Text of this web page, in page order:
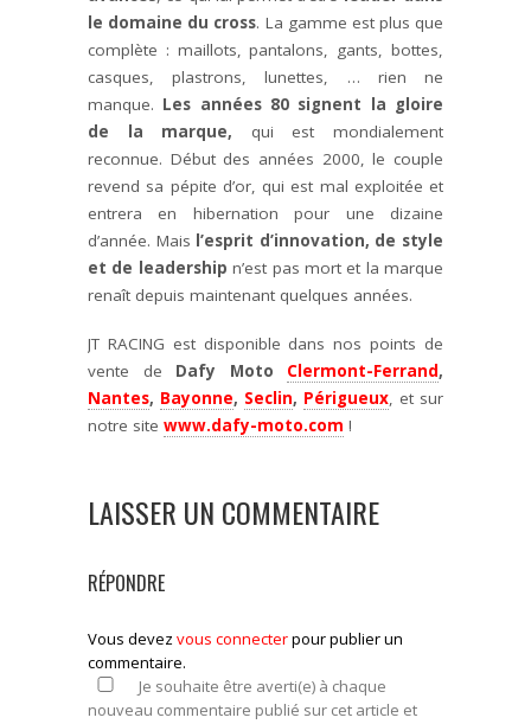
le domaine du cross. La gamme est plus que
complète : maillots, pantalons, gants, bottes,
casques, plastrons, lunettes, … rien ne
manque. Les années 80 signent la gloire
de la marque, qui est mondialement
reconnue. Début des années 2000, le couple
revend sa pépite d’or, qui est mal exploitée et
entrera en hibernation pour une dizaine
d’année. Mais l’esprit d’innovation, de style
et de leadership n’est pas mort et la marque
renaît depuis maintenant quelques années.
JT RACING est disponible dans nos points de
vente de Dafy Moto Clermont-Ferrand,
Nantes, Bayonne, Seclin, Périgueux, et sur
notre site www.dafy-moto.com !
LAISSER UN COMMENTAIRE
RÉPONDRE
Vous devez vous connecterpour publier un
commentaire.
Je souhaite être averti(e) à chaque
nouveau commentaire publié sur cet article et